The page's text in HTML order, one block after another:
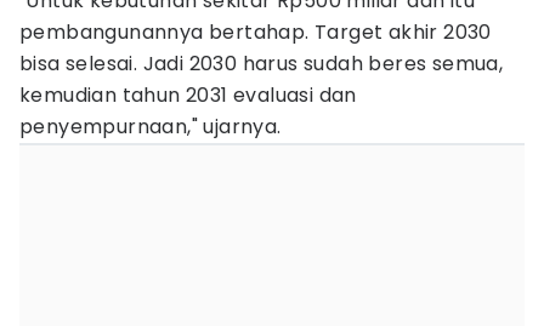
pembangunannya bertahap. Target akhir 2030
bisa selesai. Jadi 2030 harus sudah beres semua,
kemudian tahun 2031 evaluasi dan
penyempurnaan," ujarnya.